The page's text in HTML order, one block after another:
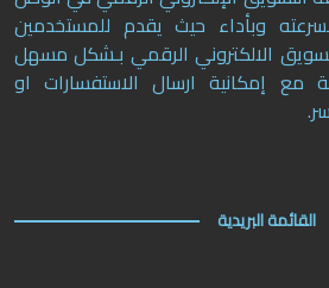
وبأداء حيث يقدم للمستخدمين
الالكتروني الرقمي بـشكل مسهل
إمكانية ارسال الاستفسارات او
القائمة البريدية